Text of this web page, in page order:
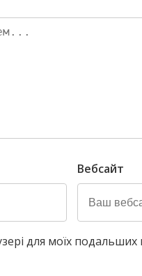
Вебсайт
для моїх подальших